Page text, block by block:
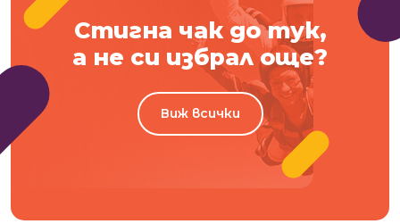
Стигна чак до тук,
а не си избрал още?
Виж всички